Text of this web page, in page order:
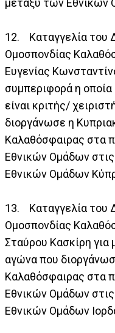
12. Καταγγελία του
Ομοσπονδίας
Ευγενίας
συμπεριφορά η
είναι κριτής/
διοργάνωσε η
Καλαθόσφαιρας στα
Εθνικών Ομάδων
Εθνικών Ομάδων
13. Καταγγελία του
Ομοσπονδίας
Σταύρου Κασκίρη
αγώνα που
Καλαθόσφαιρας στα
Εθνικών Ομάδων
Εθνικών Ομάδων